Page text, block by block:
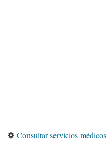
Consultar servicios médicos